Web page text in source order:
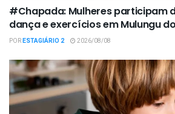
#Chapada: Mulheres participam
dança e exercícios em Mulungu
PORESTAGIÁRIO 2 2026/08/08